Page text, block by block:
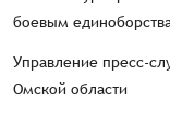
боевым
Управление пресс-
Омской области